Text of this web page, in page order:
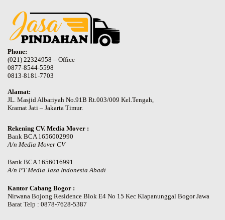
Phone:
(021) 22324958 – Office
0877-8544-5598
0813-8181-7703
Alamat:
JL. Masjid Albariyah No.91B Rt.003/009 Kel.Tengah,
Kramat Jati – Jakarta Timur.
Rekening CV. Media Mover :
Bank BCA 1656002990
A/n Media Mover CV
Bank BCA 1656016991
A/n PT Media Jasa Indonesia Abadi
Kantor Cabang Bogor :
Nirwana Bojong Residence Blok E4 No 15 Kec Klapanunggal Bogor Jawa
Barat Telp : 0878-7628-5387